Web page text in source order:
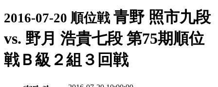
2016-07-20 順位戦 青野 照市九段
vs. 野月 浩貴七段 第75期順位
戦Ｂ級２組３回戦